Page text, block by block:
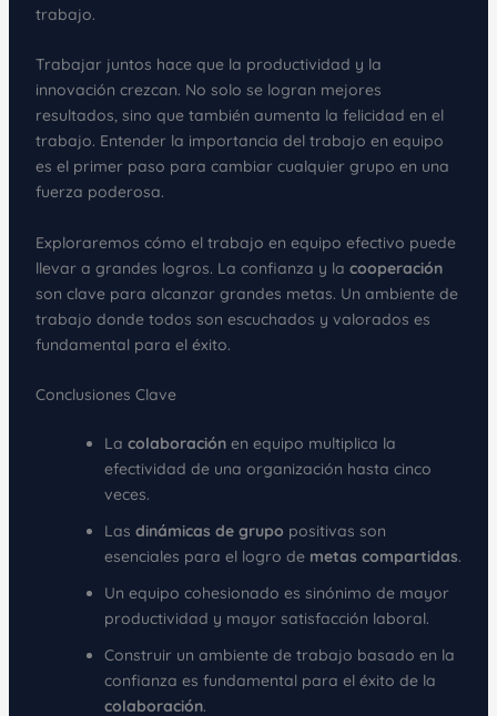
trabajo.
Trabajar juntos hace que la productividad y la
innovación crezcan. No solo se logran mejores
resultados, sino que también aumenta la felicidad en el
trabajo. Entender la importancia del trabajo en equipo
es el primer paso para cambiar cualquier grupo en una
fuerza poderosa.
Exploraremos cómo el trabajo en equipo efectivo puede
llevar a grandes logros. La confianza y la cooperación
son clave para alcanzar grandes metas. Un ambiente de
trabajo donde todos son escuchados y valorados es
fundamental para el éxito.
Conclusiones Clave
La colaboraciónen equipo multiplica la
efectividad de una organización hasta cinco
veces.
Las dinámicas de grupo positivas son
esenciales para el logro de metas compartidas.
Un equipo cohesionado es sinónimo de mayor
productividad y mayor satisfacción laboral.
Construir un ambiente de trabajo basado en la
confianza es fundamental para el éxito de la
colaboración.